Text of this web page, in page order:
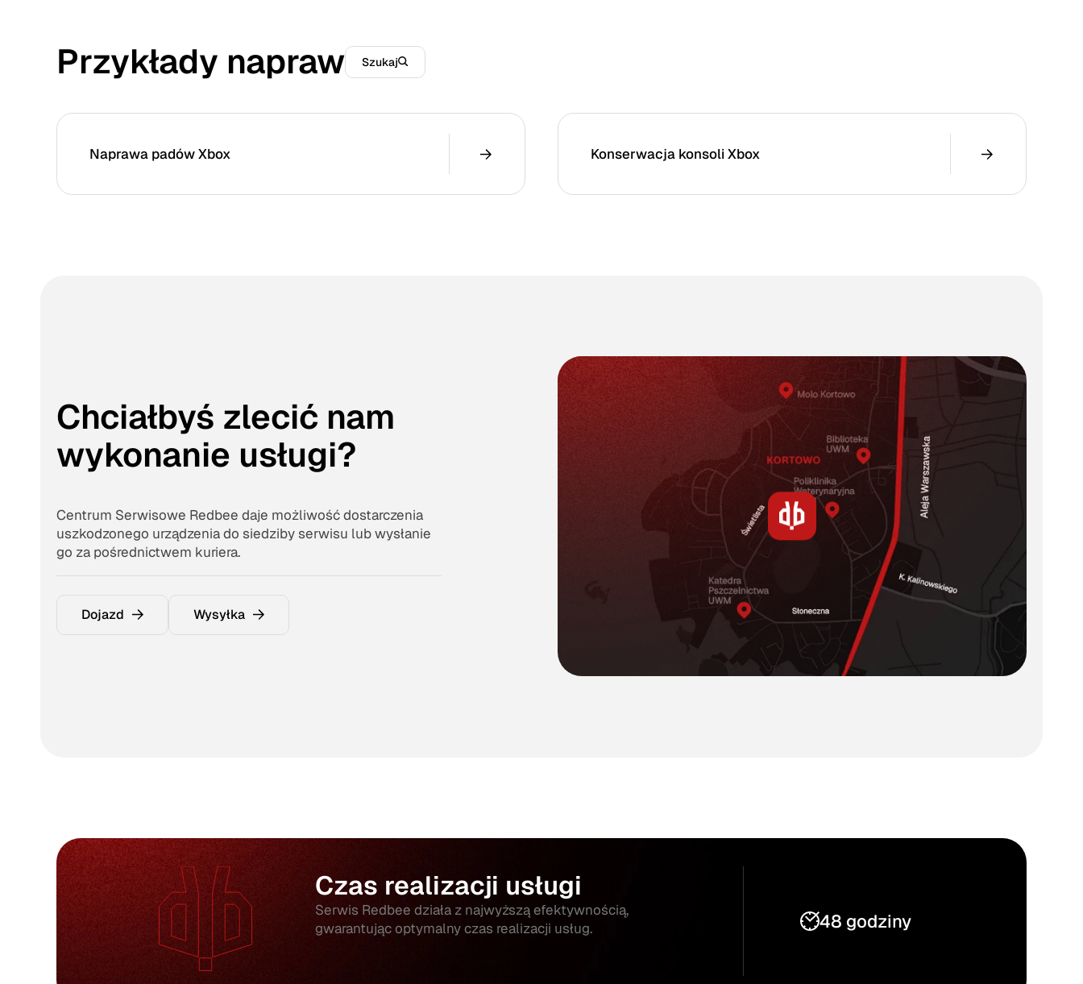
Przykłady napraw Szukaj
Naprawa padów Xbox Konserwacja konsoli Xbox
Chciałbyś zlecić nam
wykonanie usługi?
Centrum Serwisowe Redbee daje możliwość dostarczenia
uszkodzonego urządzenia do siedziby serwisu lub wysłanie
go za pośrednictwem kuriera.
Dojazd Wysyłka
Czas realizacji usługi
Serwis Redbee działa z najwyższą efektywnością,
gwarantując optymalny czas realizacji usług.
48 godziny